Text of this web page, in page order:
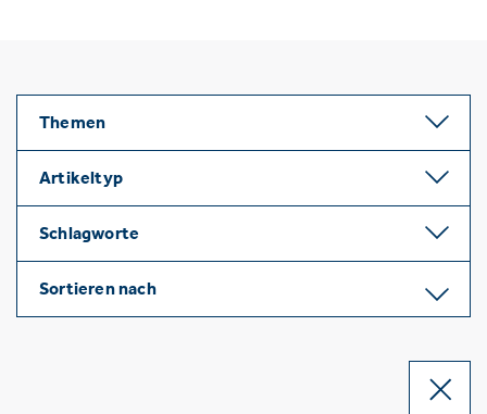
Themen
Artikeltyp
Schlagworte
Sortieren nach